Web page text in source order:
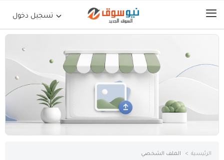
تسجيل دخول
الرئيسية
جوالات أجهزة لوحية
الرئيسية الملف الشخصي